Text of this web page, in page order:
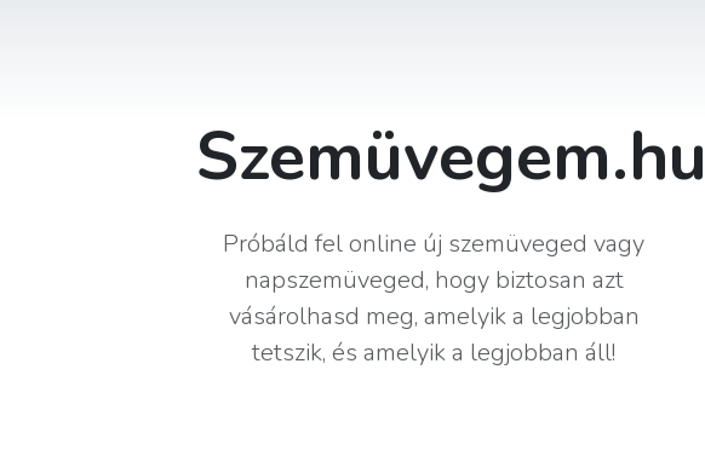
Próbáld fel online új szemüveged vagy
napszemüveged, hogy biztosan azt
vásárolhasd meg, amelyik a legjobban
tetszik, és amelyik a legjobban áll!